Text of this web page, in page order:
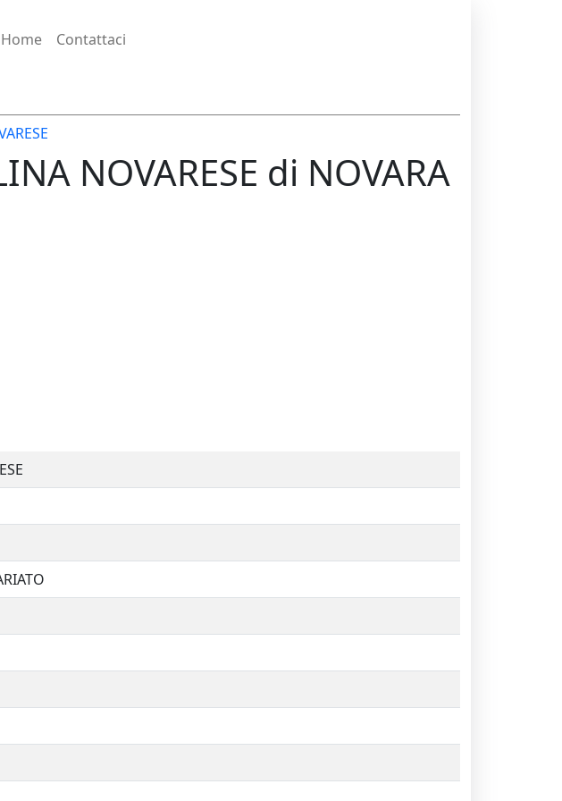
Home Contattaci
NOVARESE di NOVARA